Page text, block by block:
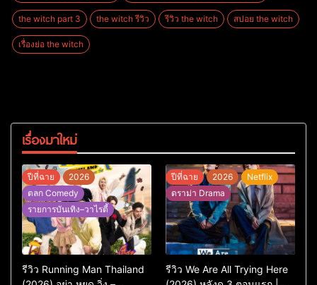
the witch part 3 the witch รีวิว รีวิว the witch สปอย the witch
เรื่องย่อ the witch
เรื่องมาใหม่
ปีที่ฉาย
2026
ตลก Comedy
รายการบันเทิง–วาไรตี้
รีวิว Running Man Thailand
ปีที่ฉาย 2026
Netflix
ดราม่า Drama
รีวิว We Are All Trying Here